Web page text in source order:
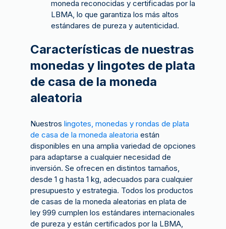
moneda reconocidas y certificadas por la
LBMA, lo que garantiza los más altos
estándares de pureza y autenticidad.
Características de nuestras
monedas y lingotes de plata
de casa de la moneda
aleatoria
Nuestros lingotes, monedas y rondas de plata
de casa de la moneda aleatoria están
disponibles en una amplia variedad de opciones
para adaptarse a cualquier necesidad de
inversión. Se ofrecen en distintos tamaños,
desde 1 g hasta 1 kg, adecuados para cualquier
presupuesto y estrategia. Todos los productos
de casas de la moneda aleatorias en plata de
ley 999 cumplen los estándares internacionales
de pureza y están certificados por la LBMA,